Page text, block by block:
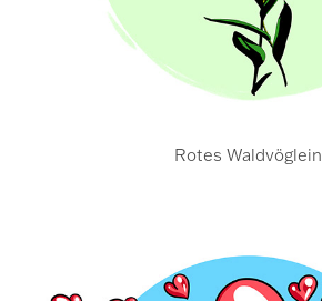
Rotes Waldvöglein